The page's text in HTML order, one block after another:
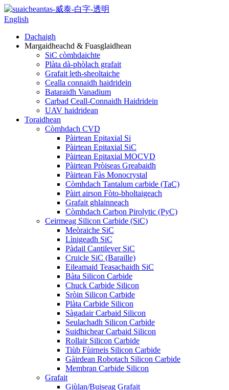
English
Dachaigh
Margaidheachd & Fuasglaidhean
SiC còmhdaichte
Plàta dà-phòlach grafait
Grafait leth-sheoltaiche
Cealla connaidh haidridein
Bataraidh Vanadium
Carbad Ceall-Connaidh Haidridein
UAV haidridean
Toraidhean
Còmhdach CVD
Pàirtean Epitaxial Si
Pàirtean Epitaxial SiC
Pàirtean Epitaxial MOCVD
Pàirtean Pròiseas Greabaidh
Pàirtean Fàs Monocrystal
Còmhdach Tantalum carbide (TaC)
Pàirt airson Fòto-bholtaigeach
Grafait ghlainneach
Còmhdach Carbon Pirolytic (PyC)
Ceirmeag Silicon Carbide (SiC)
Meòraiche SiC
Lìnigeadh SiC
Pàdail Cantilever SiC
Cruicle SiC (Baraille)
Eileamaid Teasachaidh SiC
Bàta Silicon Carbide
Chuck Carbide Silicon
Sròin Silicon Carbide
Plàta Carbide Silicon
Sàgadair Carbaid Silicon
Seulachadh Silicon Carbide
Suidhichear Carbaid Silicon
Rollair Silicon Carbide
Tiùb Fùirneis Silicon Carbide
Gàirdean Robotach Silicon Carbide
Membran Carbide Silicon
Grafait
Giùlan/Buiseag Grafait